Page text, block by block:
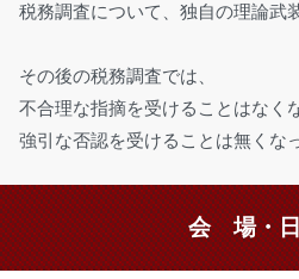
税務調査について、独自の理論武
その後の税務調査では、
不合理な指摘を受けることはなく
強引な否認を受けることは無くな
会 場・